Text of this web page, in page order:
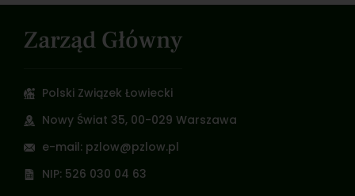
Zarząd Główny
Polski Związek Łowiecki
Nowy Świat 35, 00-029 Warszawa
e-mail: pzlow@pzlow.pl
NIP: 526 030 04 63